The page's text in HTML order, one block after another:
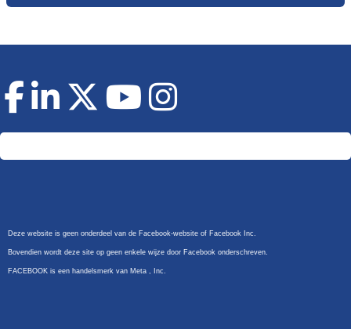
Deze website is geen onderdeel van de Facebook-website of Facebook Inc.
Bovendien wordt deze site op geen enkele wijze door Facebook onderschreven.
FACEBOOK is een handelsmerk van Meta , Inc.